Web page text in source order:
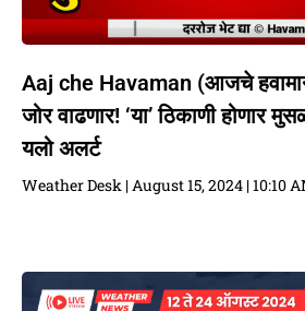
Aaj che Havaman (आजचे
जोर वाढणार! ‘या’ ठिकाणी होणार
यलो अलर्ट
Weather Desk August 15, 2024 10:10